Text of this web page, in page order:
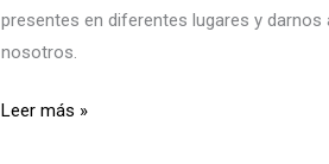
presentes en diferentes lugares y
nosotros.
Gráficas
Leer más »